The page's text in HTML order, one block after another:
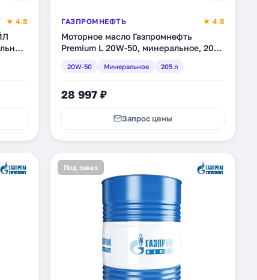
★ 4.8 ГАЗПРОМНЕФТЬ ★ 4.8
Моторное масло Газпромнефть
Premium L 20W-50, минеральное, 205
20W-50 Минеральное 205 л
28 997 ₽
Запрос цены
Под заказ